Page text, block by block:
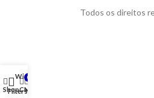
Todos os direitos
Shop
Filters
Wishlist
0
CartMy account